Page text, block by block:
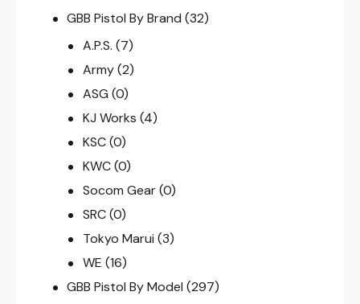
GBB Pistol By Brand (32)
A.P.S. (7)
Army (2)
ASG (0)
KJ Works (4)
KSC (0)
KWC (0)
Socom Gear (0)
SRC (0)
Tokyo Marui (3)
WE (16)
GBB Pistol By Model (297)